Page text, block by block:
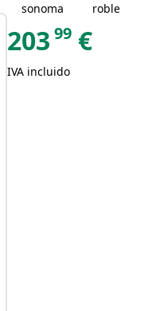
sonoma
roble
203 99 €
IVA incluido